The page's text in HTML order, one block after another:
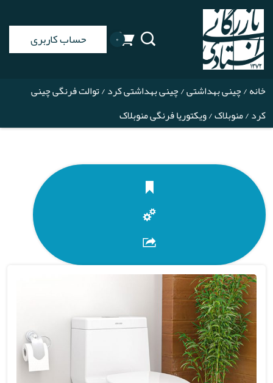
۰ حساب کاربری
خانه/چینی بهداشتی/چینی بهداشتی کرد/توالت فرنگی چینی
کرد/منوبلاک/ ویکتوریا فرنگی منوبلاک